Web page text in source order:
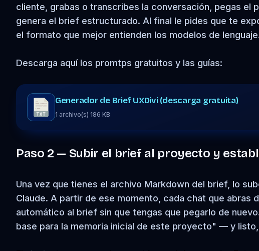
cliente, grabas o transcribes la conversación, pegas el
genera el brief estructurado. Al final le pides que te
el formato que mejor entienden los modelos de
Descarga aquí los promtps gratuitos y las guías:
Generador de Brief UXDivi (descarga gratuita)
1 archivo(s) 186 KB
Paso 2 — Subir el brief al proyecto y
Una vez que tienes el archivo Markdown del brief, lo
Claude. A partir de ese momento, cada chat que
automático al brief sin que tengas que pegarlo de
base para la memoria inicial de este proyecto" — y